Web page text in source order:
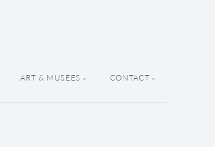
ART & MUSÉES CONTACT